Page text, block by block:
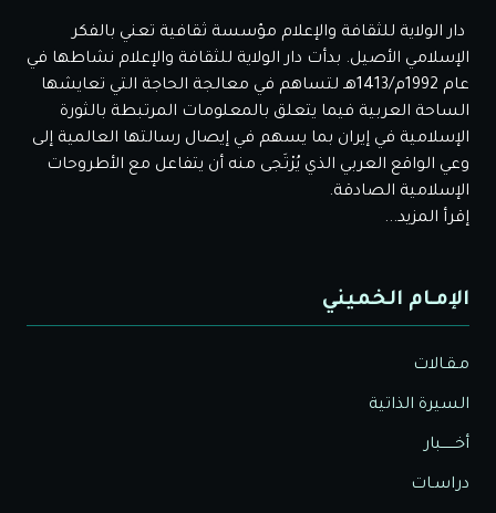
دار الولاية للثقافة والإعلام مؤسسة ثقافية تعني بالفكر
الإسلامي الأصيل. بدأت دار الولاية للثقافة والإعلام نشاطها في
عام 1992م/1413هـ لتساهم في معالجة الحاجة التي تعايشها
الساحة العربية فيما يتعلق بالمعلومات المرتبطة بالثورة
الإسلامية في إيران بما يسهم في إيصال رسالتها العالمية إلى
وعي الواقع العربي الذي يُرْتَجى منه أن يتفاعل مع الأطروحات
الإسلامية الصادقة.
إقرأ المزيد...
الإمـام الخميني
مـقـالات
السيرة الذاتية
أخــــــبار
دراسـات